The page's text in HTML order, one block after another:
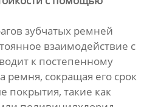
зубчатых ремней
взаимодействие с
к постепенному
ремня, сокращая его срок
покрытия, такие как